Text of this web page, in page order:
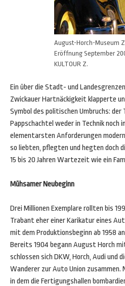
August-Horch-Museum
Eröffnung September
KULTOUR Z.
Ein über die Stadt- und
Zwickauer Hartnäckigkeit klapperte
Symbol des politischen Umbruchs: der
Pappschachtel weder in Technik noch
elementarsten Anforderungen
so liebten, pflegten und hegten doch
15 bis 20 Jahren Wartezeit wie ein
Mühsamer Neubeginn
Drei Millionen Exemplare rollten bis
Trabant eher einer Karikatur eines
mit dem Produktionsbeginn ab 1958
Bereits 1904 begann August Horch
schlossen sich DKW, Horch, Audi und
Wanderer zur Auto Union
in dem die Fertigungshallen